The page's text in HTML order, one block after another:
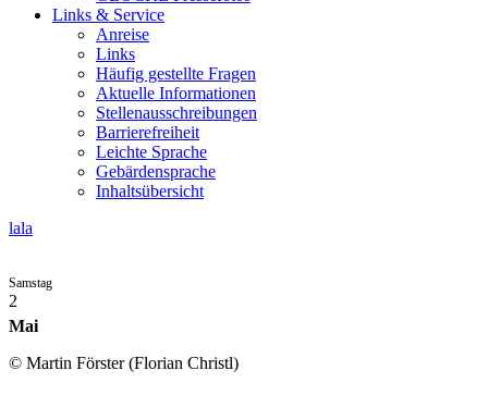
Links & Service
Anreise
Links
Häufig gestellte Fragen
Aktuelle Informationen
Stellenausschreibungen
Barrierefreiheit
Leichte Sprache
Gebärdensprache
Inhaltsübersicht
lala
Samstag
2
Mai
© Martin Förster (Florian Christl)